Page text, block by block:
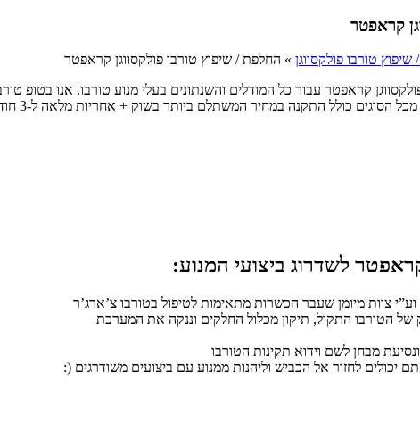
קראפטר
טורבו פולקסווגן » החלפת / שיפוץ טורבו פולקסווגן קראפטר
קראפטר עבור כל המודלים והשנתונים בעלי מנוע טורבו. אנו
הסוגים כולל התקנה במחיר המשתלם ביותר בשוק + אחריות מלאה ל-3 חודשים.
לשדרוג ביצועי המנוע:
צוות מיומן שעבר הכשרות מתאימות לטיפול בטורבו צ’ארג’ר
של הטורבו התקול, תיקון מכלול החלקים וננקה את המערכת
מבחן לשם וידוא תקינות הטורבו
יכולים לחזור אל הכביש וליהנות ממנוע עם ביצועים משודרגים (: